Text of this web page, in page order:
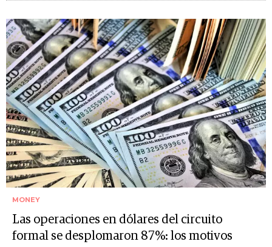
MONEY
Las operaciones en dólares del circuito
formal se desplomaron 87%: los motivos